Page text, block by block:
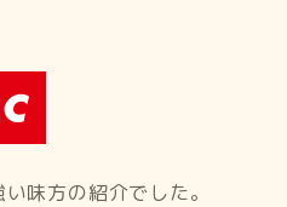
味方の紹介でした。